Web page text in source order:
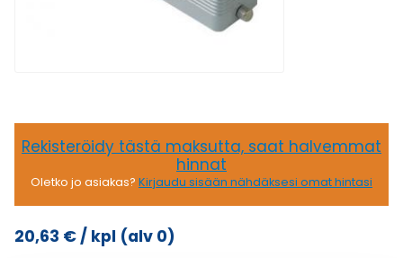
Rekisteröidy tästä maksutta, saat halvemmat
hinnat
Oletko jo asiakas? Kirjaudu sisään nähdäksesi omat hintasi
20,63 €/ kpl (alv 0)